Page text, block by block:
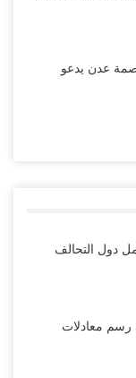
عدن يدعو
دول التحالف
رسم معادلات